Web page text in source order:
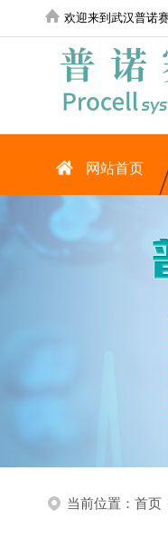
欢迎来到武汉普诺
网站首页
当前位置： 首页